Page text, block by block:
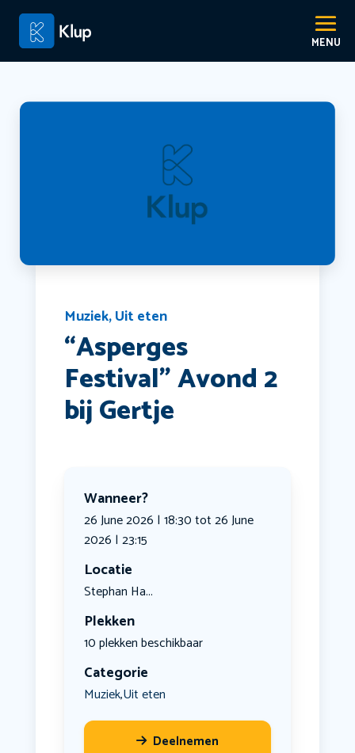
Muziek,Uit eten
“Asperges
Festival” Avond 2
bij Gertje
Wanneer?
26 June 2026 | 18:30 tot 26 June
2026 | 23:15
Locatie
Stephan Ha...
Plekken
10 plekken beschikbaar
Categorie
Muziek,Uit eten
Deelnemen